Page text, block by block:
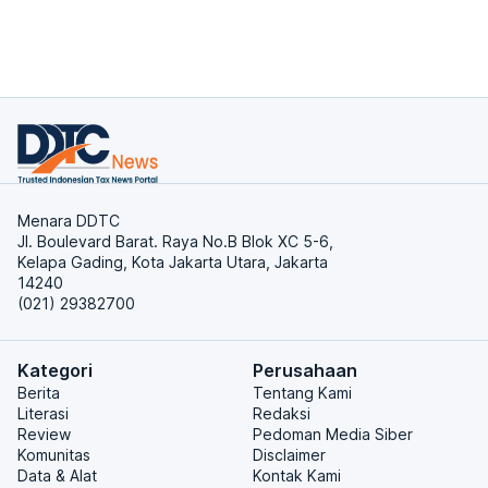
Menara DDTC
Jl. Boulevard Barat. Raya No.B Blok XC 5-6,
Kelapa Gading, Kota Jakarta Utara, Jakarta
14240
(021) 29382700
Kategori
Berita
Literasi
Review
Komunitas
Data & Alat
Perusahaan
Tentang Kami
Redaksi
Pedoman Media Siber
Disclaimer
Kontak Kami